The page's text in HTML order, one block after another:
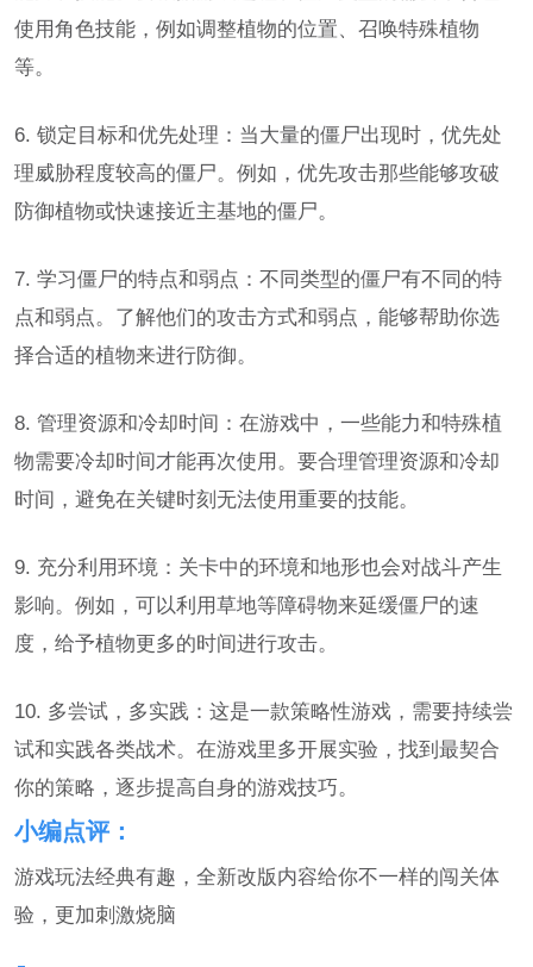
使用角色技能，例如调整植物的位置、召唤特殊植物
等。
6. 锁定目标和优先处理：当大量的僵尸出现时，优先处
理威胁程度较高的僵尸。例如，优先攻击那些能够攻破
防御植物或快速接近主基地的僵尸。
7. 学习僵尸的特点和弱点：不同类型的僵尸有不同的特
点和弱点。了解他们的攻击方式和弱点，能够帮助你选
择合适的植物来进行防御。
8. 管理资源和冷却时间：在游戏中，一些能力和特殊植
物需要冷却时间才能再次使用。要合理管理资源和冷却
时间，避免在关键时刻无法使用重要的技能。
9. 充分利用环境：关卡中的环境和地形也会对战斗产生
影响。例如，可以利用草地等障碍物来延缓僵尸的速
度，给予植物更多的时间进行攻击。
10. 多尝试，多实践：这是一款策略性游戏，需要持续尝
试和实践各类战术。在游戏里多开展实验，找到最契合
你的策略，逐步提高自身的游戏技巧。
小编点评：
游戏玩法经典有趣，全新改版内容给你不一样的闯关体
验，更加刺激烧脑